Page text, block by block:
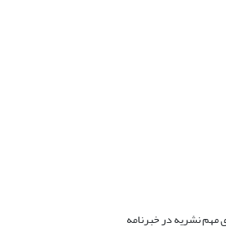
مهم نشریه در خبرنامه